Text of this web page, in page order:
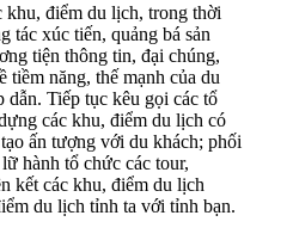
khu, điểm du lịch, trong thời
tác xúc tiến, quảng bá sản
tiện thông tin, đại chúng,
tiềm năng, thế mạnh của du
dẫn. Tiếp tục kêu gọi các tổ
các khu, điểm du lịch có
ấn tượng với du khách; phối
hành tổ chức các tour,
kết các khu, điểm du lịch
du lịch tỉnh ta với tỉnh bạn.